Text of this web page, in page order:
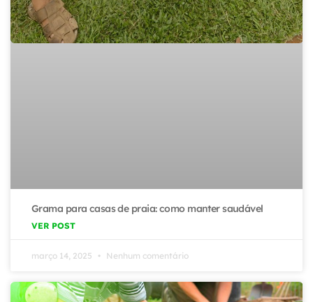
Grama para casas de praia: como manter saudável
VER POST
março 14, 2025 Nenhum comentário